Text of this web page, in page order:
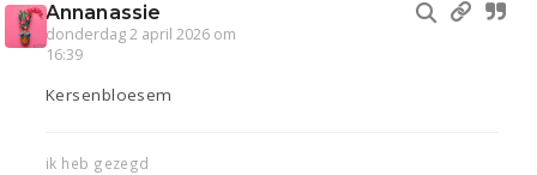
Annanassie
donderdag 2 april 2026 om
16:39
Kersenbloesem
ik heb gezegd